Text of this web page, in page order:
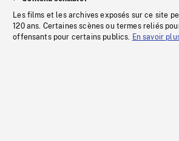
Les films et les archives exposés sur ce site
120 ans. Certaines scènes ou termes reliés
offensants pour certains publics. En savoir